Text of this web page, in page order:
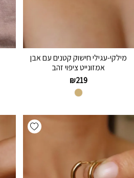
מילקי-עגילי חישוק קטנים עם אבן
אמזונייט ציפוי זהב
₪219
Add wishlist